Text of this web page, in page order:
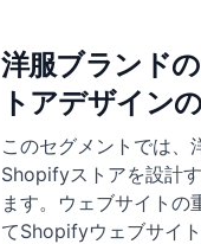
洋服ブランド
トアデザイン
このセグメントでは、
Shopifyストアを設計
ます。ウェブサイトの
てShopifyウェブサイ